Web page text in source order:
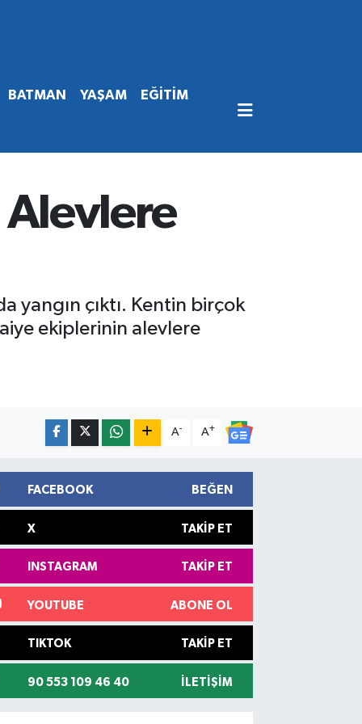
BATMAN YAŞAM EĞİTİM
Alevlere
yangın çıktı. Kentin birçok
ekiplerinin alevlere
A- A+
FACEBOOK BEĞEN
X TAKIP ET
INSTAGRAM TAKIP ET
YOUTUBE ABONE OL
TIKTOK TAKIP ET
90 553 109 46 40 İLETIŞIM